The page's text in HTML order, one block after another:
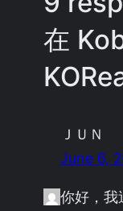
在
ＪＵＮ
June 6,
你好，我